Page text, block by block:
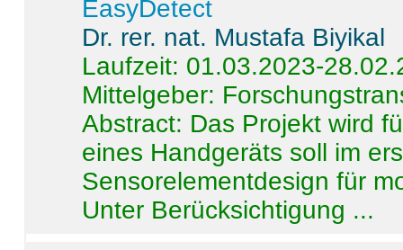
EasyDetect
Dr. rer. nat. Mustafa Biyikal
Laufzeit: 01.03.2023-
Mittelgeber:
Abstract: Das Projekt wird
eines Handgeräts soll im
Sensorelementdesign für
Unter Berücksichtigung ...